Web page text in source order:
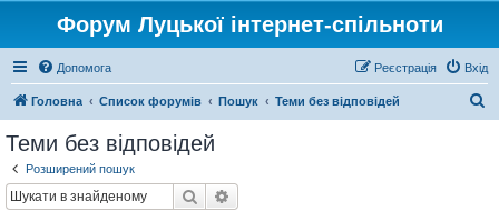
Форум Луцької інтернет-спільноти
Допомога Вхід
Реєстрація
Головна Список форумів Пошук Теми без відповідей
Теми без відповідей
Розширений пошук
Пошук